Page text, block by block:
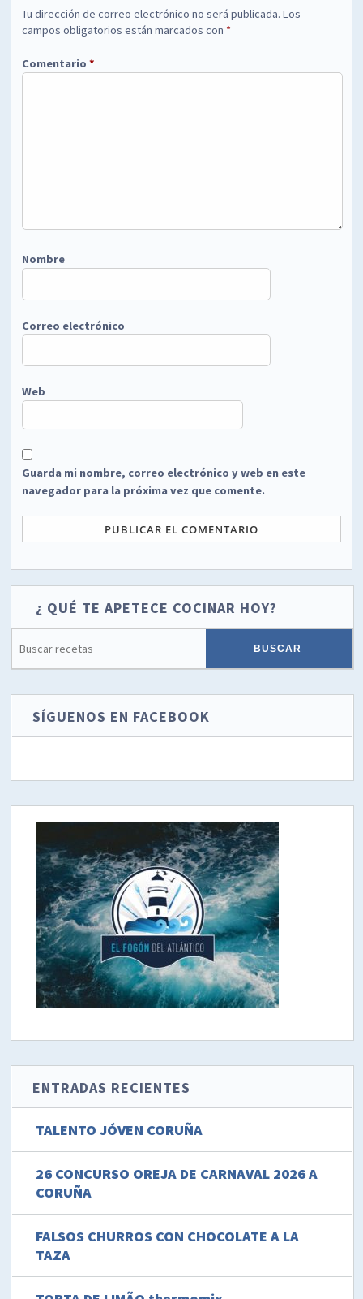
Tu dirección de correo electrónico no será publicada. Los
campos obligatorios están marcados con *
Comentario*
Nombre
Correo electrónico
Web
Guarda mi nombre, correo electrónico y web en este
navegador para la próxima vez que comente.
¿ QUÉ TE APETECE COCINAR HOY?
SÍGUENOS EN FACEBOOK
ENTRADAS RECIENTES
TALENTO JÓVEN CORUÑA
26 CONCURSO OREJA DE CARNAVAL 2026 A
CORUÑA
FALSOS CHURROS CON CHOCOLATE A LA
TAZA